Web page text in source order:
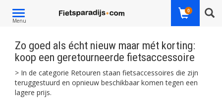
Toggle
navigation
Menu
0
Zo goed als écht nieuw maar mét korting:
koop een geretourneerde fietsaccessoire
> In de categorie Retouren staan fietsaccessoires die zijn
teruggestuurd en opnieuw beschikbaar komen tegen een
lagere prijs.